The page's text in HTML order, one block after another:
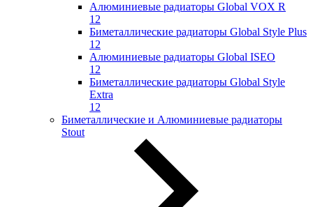
Алюминиевые радиаторы Global VOX R
12
Биметаллические радиаторы Global Style Plus
12
Алюминиевые радиаторы Global ISEO
12
Биметаллические радиаторы Global Style
Extra
12
Биметаллические и Алюминиевые радиаторы
Stout